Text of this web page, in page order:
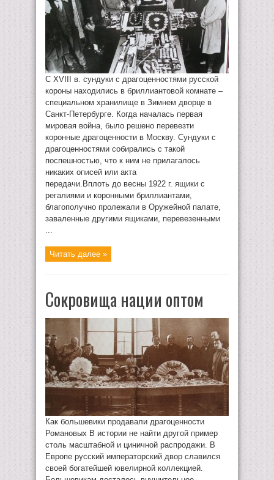
С XVIII в. сундуки с драгоценностями русской
короны находились в бриллиантовой комнате –
специальном хранилище в Зимнем дворце в
Санкт-Петербурге. Когда началась первая
мировая война, было решено перевезти
коронные драгоценности в Москву. Сундуки с
драгоценностями собирались с такой
поспешностью, что к ним не прилагалось
никаких описей или акта
передачи.Вплоть до весны 1922 г. ящики с
регалиями и коронными бриллиантами,
благополучно пролежали в Оружейной палате,
заваленные другими ящиками, перевезенными
...
Читать далее »
Сокровища нации оптом
Как большевики продавали драгоценности
Романовых В истории не найти другой пример
столь масштабной и циничной распродажи. В
Европе русский императорский двор славился
своей богатейшей ювелирной коллекцией.